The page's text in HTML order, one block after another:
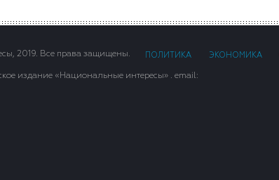
2019. Все права защищены. ПОЛИТИКА ЭКОНОМИКА
издание «Национальные интересы» . email: